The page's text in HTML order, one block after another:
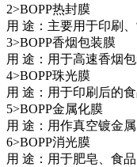
2>BOPP热封膜
用 途：主要用于印刷、
3>BOPP香烟包装膜
用 途：用于高速香烟包
4>BOPP珠光膜
用 途：用于印刷后的
5>BOPP金属化膜
用 途：用作真空镀金
6>BOPP消光膜
用 途：用于肥皂、食